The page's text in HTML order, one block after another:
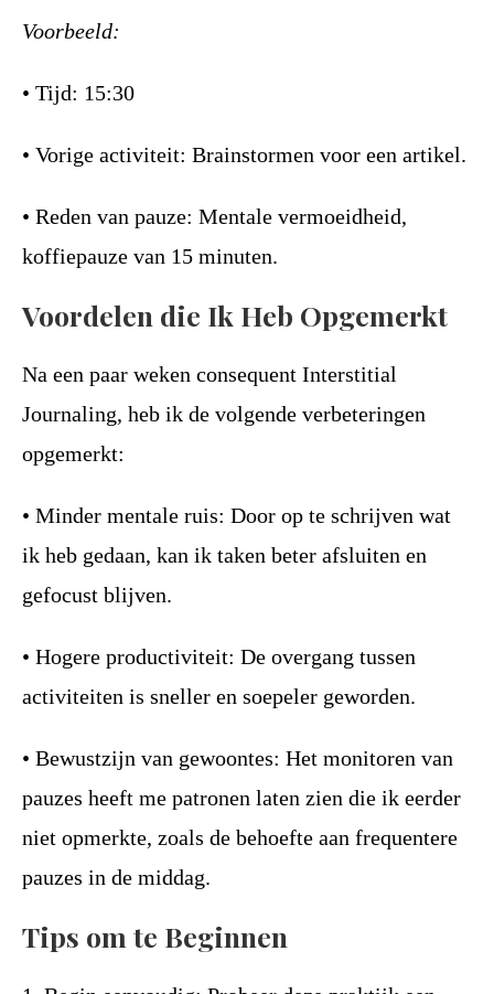
Voorbeeld:
• Tijd: 15:30
• Vorige activiteit: Brainstormen voor een artikel.
• Reden van pauze: Mentale vermoeidheid,
koffiepauze van 15 minuten.
Voordelen die Ik Heb Opgemerkt
Na een paar weken consequent Interstitial
Journaling, heb ik de volgende verbeteringen
opgemerkt:
• Minder mentale ruis: Door op te schrijven wat
ik heb gedaan, kan ik taken beter afsluiten en
gefocust blijven.
• Hogere productiviteit: De overgang tussen
activiteiten is sneller en soepeler geworden.
• Bewustzijn van gewoontes: Het monitoren van
pauzes heeft me patronen laten zien die ik eerder
niet opmerkte, zoals de behoefte aan frequentere
pauzes in de middag.
Tips om te Beginnen